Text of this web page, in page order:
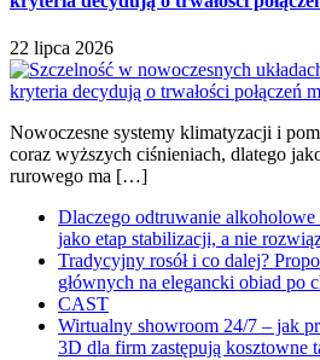
22 lipca 2026
Nowoczesne systemy klimatyzacji i
coraz wyższych ciśnieniach, dlatego
rurowego ma […]
Dlaczego odtruwanie
jako etap stabilizacji, a nie
Tradycyjny rosół i co dalej?
głównych na elegancki obiad po
CAST
Wirtualny showroom 24/7 – jak
3D dla firm zastępują kosztowne